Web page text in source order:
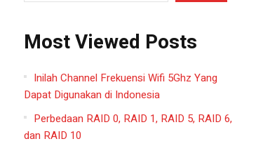
Most Viewed Posts
Inilah Channel Frekuensi Wifi 5Ghz Yang
Dapat Digunakan di Indonesia
Perbedaan RAID 0, RAID 1, RAID 5, RAID 6,
dan RAID 10